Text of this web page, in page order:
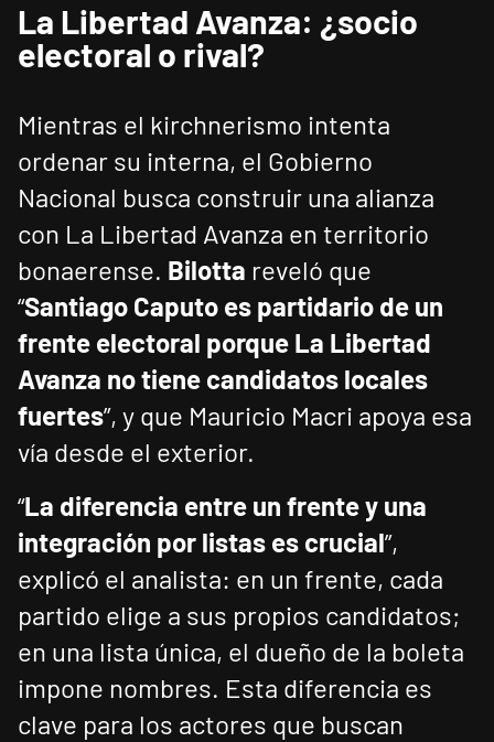
La Libertad Avanza: ¿socio
electoral o rival?
Mientras el kirchnerismo intenta
ordenar su interna, el Gobierno
Nacional busca construir una alianza
con La Libertad Avanza en territorio
bonaerense. Bilotta reveló que
“Santiago Caputo es partidario de un
frente electoral porque La Libertad
Avanza no tiene candidatos locales
fuertes”, y que Mauricio Macri apoya esa
vía desde el exterior.
“La diferencia entre un frente y una
integración por listas es crucial”,
explicó el analista: en un frente, cada
partido elige a sus propios candidatos;
en una lista única, el dueño de la boleta
impone nombres. Esta diferencia es
clave para los actores que buscan